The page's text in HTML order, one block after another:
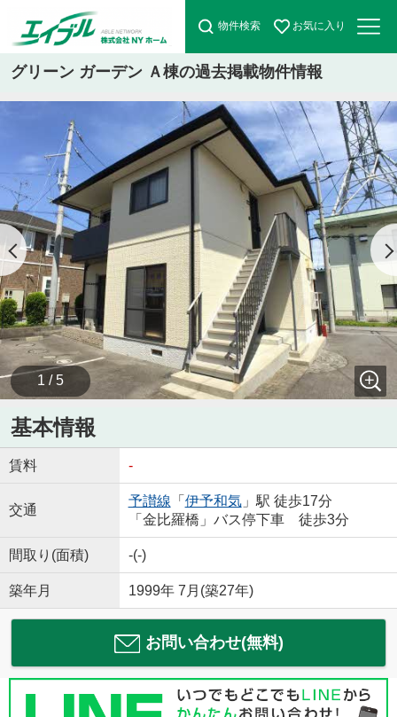
物件検索 お気に入り
グリーン ガーデン Ａ棟の過去掲載物件情報
1 / 5
基本情報
賃料 -
交通
予讃線 「 伊予和気」駅 徒歩17分
「金比羅橋」バス停下車 徒歩3分
間取り(面積) -(-)
築年月 1999年 7月(築27年)
お問い合わせ(無料)